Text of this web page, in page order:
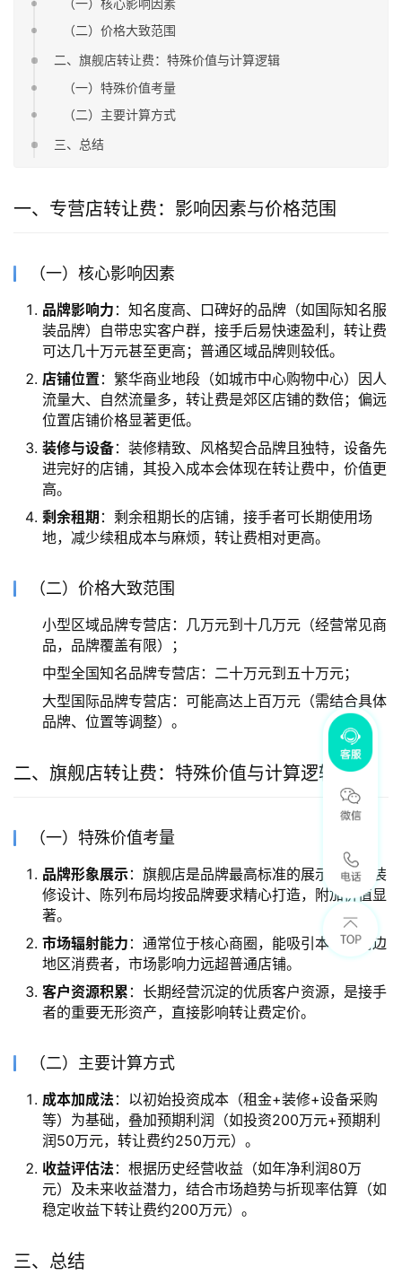
（二）价格大致范围
二、旗舰店转让费：特殊价值与计算逻辑
（一）特殊价值考量
（二）主要计算方式
三、总结
一、专营店转让费：影响因素与价格范围
（一）核心影响因素
品牌影响力 ：知名度高、口碑好的品牌（如国际知名服
装品牌）自带忠实客户群，接手后易快速盈利，转让费
可达几十万元甚至更高；普通区域品牌则较低。
店铺位置 ：繁华商业地段（如城市中心购物中心）因人
流量大、自然流量多，转让费是郊区店铺的数倍；偏远
位置店铺价格显著更低。
装修与设备：装修精致、风格契合品牌且独特，设备先
进完好的店铺，其投入成本会体现在转让费中，价值更
高。
剩余租期 ：剩余租期长的店铺，接手者可长期使用场
地，减少续租成本与麻烦，转让费相对更高。
（二）价格大致范围
小型区域品牌专营店：几万元到十几万元（经营常见商
品，品牌覆盖有限）；
中型全国知名品牌专营店：二十万元到五十万元；
大型国际品牌专营店：可能高达上百万元（需结合具体
品牌、位置等调整）。
二、旗舰店转让费：特殊价值与计算逻辑
（一）特殊价值考量
品牌形象展示：旗舰店是品牌最高标准的展示窗口，装
修设计、陈列布局均按品牌要求精心打造，附加价值显
著。
市场辐射能力 ：通常位于核心商圈，能吸引本地及周边
地区消费者，市场影响力远超普通店铺。
客户资源积累 ：长期经营沉淀的优质客户资源，是接手
者的重要无形资产，直接影响转让费定价。
（二）主要计算方式
成本加成法 ：以初始投资成本（租金+装修+设备采购
等）为基础，叠加预期利润（如投资200万元+预期利
润50万元，转让费约250万元）。
收益评估法 ：根据历史经营收益（如年净利润80万
元）及未来收益潜力，结合市场趋势与折现率估算（如
稳定收益下转让费约200万元）。
三、总结